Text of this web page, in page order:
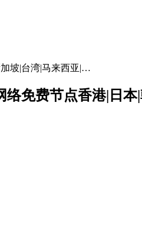
坡|台湾|马来西亚|…
免费节点香港|日本